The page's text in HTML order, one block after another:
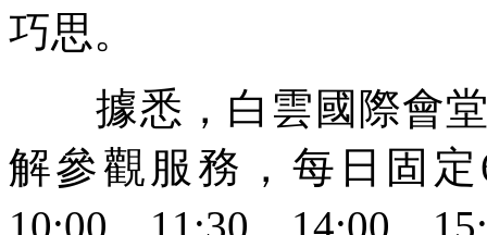
巧思。
據悉，白雲國際會堂
解參觀服務，每日固
10:00、11:30、14:00、